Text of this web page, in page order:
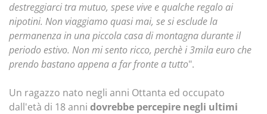
destreggiarci tra mutuo, spese vive e qualche regalo ai
nipotini. Non viaggiamo quasi mai, se si esclude la
permanenza in una piccola casa di montagna durante il
periodo estivo. Non mi sento ricco, perchè i 3mila euro che
prendo bastano appena a far fronte a tutto".
Un ragazzo nato negli anni Ottanta ed occupato
dall'età di 18 anni dovrebbe percepire negli ultimi